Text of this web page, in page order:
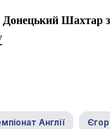
Донецький Шахтар
Англії